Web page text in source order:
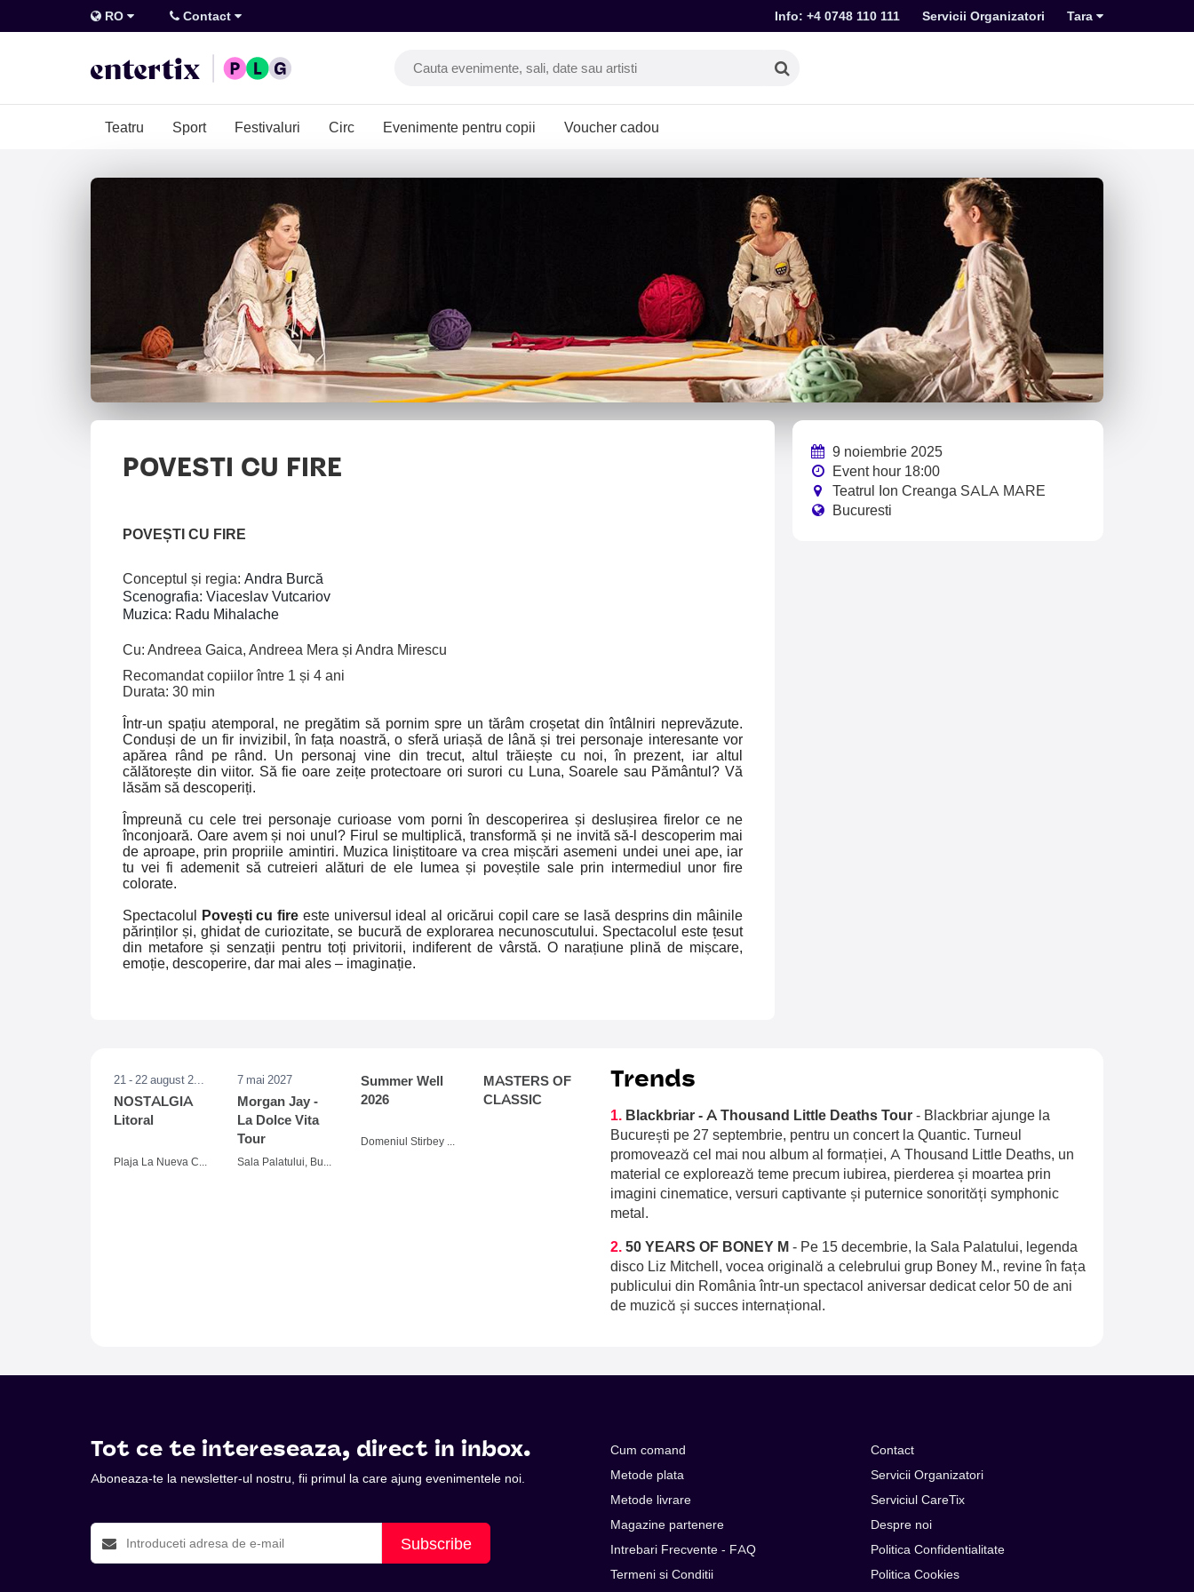
RO Contact Info: +4 0748 110 111 Servicii Organizatori Tara
Teatru Sport Festivaluri Circ Evenimente pentru copii Voucher cadou
POVESTI CU FIRE
POVEȘTI CU FIRE
Conceptul și regia: Andra Burcă
Scenografia: Viaceslav Vutcariov
Muzica: Radu Mihalache
Cu: Andreea Gaica, Andreea Mera și Andra Mirescu
Recomandat copiilor între 1 și 4 ani
Durata: 30 min
Într-un spațiu atemporal, ne pregătim să pornim spre un tărâm croșetat din întâlniri neprevăzute.
Conduși de un fir invizibil, în fața noastră, o sferă uriașă de lână și trei personaje interesante vor
apărea rând pe rând. Un personaj vine din trecut, altul trăiește cu noi, în prezent, iar altul
călătorește din viitor. Să fie oare zeițe protectoare ori surori cu Luna, Soarele sau Pământul? Vă
lăsăm să descoperiți.
Împreună cu cele trei personaje curioase vom porni în descoperirea și deslușirea firelor ce ne
înconjoară. Oare avem și noi unul? Firul se multiplică, transformă și ne invită să-l descoperim mai
de aproape, prin propriile amintiri. Muzica liniștitoare va crea mișcări asemeni undei unei ape, iar
tu vei fi ademenit să cutreieri alături de ele lumea și poveștile sale prin intermediul unor fire
colorate.
Spectacolul Povești cu fire este universul ideal al oricărui copil care se lasă desprins din mâinile
părinților și, ghidat de curiozitate, se bucură de explorarea necunoscutului. Spectacolul este țesut
din metafore și senzații pentru toți privitorii, indiferent de vârstă. O narațiune plină de mișcare,
emoție, descoperire, dar mai ales – imaginație.
9 noiembrie 2025
Event hour 18:00
Teatrul Ion Creanga SALA MARE
Bucuresti
21 - 22 august 2026
NOSTALGIA
Litoral
Plaja La Nueva Cucaracha, Mamaia
7 mai 2027
Morgan Jay -
La Dolce Vita
Tour
Sala Palatului, Bucuresti
Summer Well
2026
Domeniul Stirbey Voda, Buftea
MASTERS OF
CLASSIC
Trends
1. Blackbriar - A Thousand Little Deaths Tour - Blackbriar ajunge la
București pe 27 septembrie, pentru un concert la Quantic. Turneul
promovează cel mai nou album al formației, A Thousand Little Deaths, un
material ce explorează teme precum iubirea, pierderea și moartea prin
imagini cinematice, versuri captivante și puternice sonorități symphonic
metal.
2. 50 YEARS OF BONEY M - Pe 15 decembrie, la Sala Palatului, legenda
disco Liz Mitchell, vocea originală a celebrului grup Boney M., revine în fața
publicului din România într-un spectacol aniversar dedicat celor 50 de ani
de muzică și succes internațional.
Tot ce te intereseaza, direct in inbox.
Aboneaza-te la newsletter-ul nostru, fii primul la care ajung evenimentele noi.
Subscribe
Cum comand
Metode plata
Metode livrare
Magazine partenere
Intrebari Frecvente - FAQ
Termeni si Conditii
Contact
Servicii Organizatori
Serviciul CareTix
Despre noi
Politica Confidentialitate
Politica Cookies